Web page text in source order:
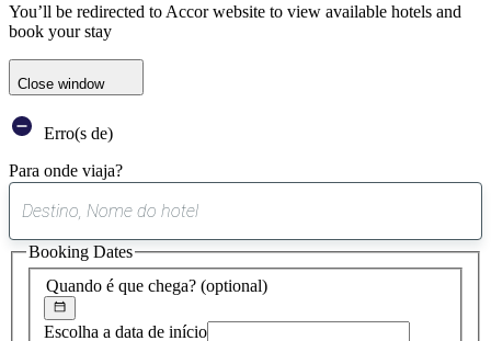
You’ll be redirected to Accor website to view available hotels and
book your stay
Close window
Erro(s de)
Para onde viaja?
sugestão
encontrada
Quando é que chega? (optional)
Escolha a data de início
Booking Dates